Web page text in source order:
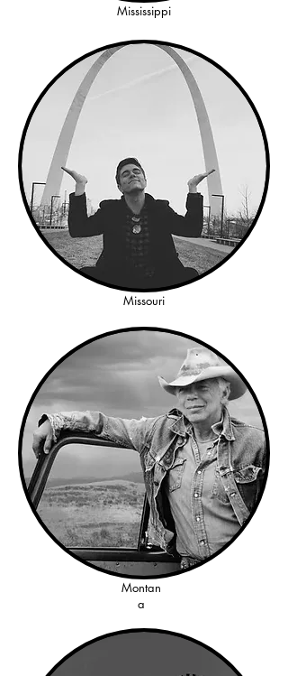
Mississippi
Missouri
Montan
a